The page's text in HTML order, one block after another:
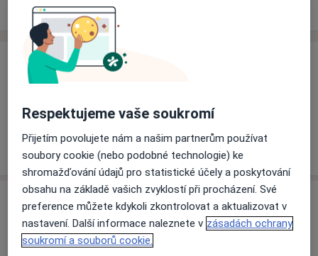
Ceník Adresy
Ceník
Tento specialista ještě nepřidával žádné informace o
Adresa
Praktický zubní lékař
náměstí Míru 228,Želetava 67526
Respektujeme vaše soukromí
Přijetím povolujete nám a našim partnerům používat
soubory cookie (nebo podobné technologie) ke
shromažďování údajů pro statistické účely a poskytování
obsahu na základě vašich zvyklostí při procházení. Své
preference můžete kdykoli zkontrolovat a aktualizovat v
nastavení. Další informace naleznete v zásadách ochrany
soukromí a souborů cookie.